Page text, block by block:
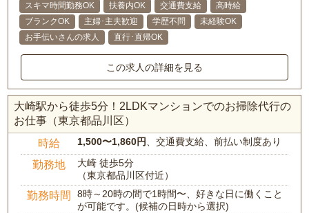
スキマ時間勤務OK 扶養内OK 交通費支給
高時給
ブランクOK
主婦･主夫歓迎 学歴不問
未経験OK
お手伝いさんの求人
直行･直帰OK
この求人の詳細を見る
大崎駅から徒歩5分！2LDKマンションでのお掃除代行の
お仕事（東京都品川区）
時給 1,500〜1,860円、交通費支給、前払い制度あり
勤務地
大崎 徒歩5分
（東京都品川区付近）
勤務時間
8時～20時の間で1時間〜、好きな日に働くこと
が可能です。(候補の日時から選択)